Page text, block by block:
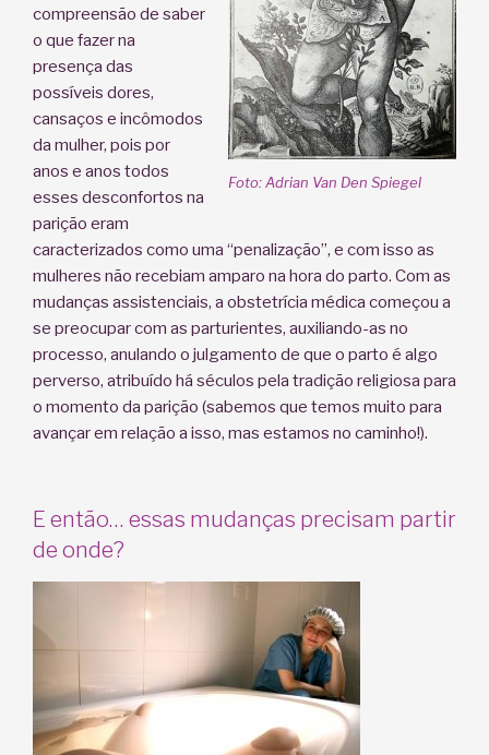
Foto: Adrian Van Den Spiegel
compreensão de saber
o que fazer na
presença das
possíveis dores,
cansaços e incômodos
da mulher, pois por
anos e anos todos
esses desconfortos na
parição eram
caracterizados como uma “penalização”, e com isso as
mulheres não recebiam amparo na hora do parto. Com as
mudanças assistenciais, a obstetrícia médica começou a
se preocupar com as parturientes, auxiliando-as no
processo, anulando o julgamento de que o parto é algo
perverso, atribuído há séculos pela tradição religiosa para
o momento da parição (sabemos que temos muito para
avançar em relação a isso, mas estamos no caminho!).
E então… essas mudanças precisam partir
de onde?